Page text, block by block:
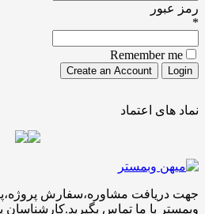
رمز عبور
*
Remember me
نماد های اعتماد
جهت دریافت مشاوره،سفارش